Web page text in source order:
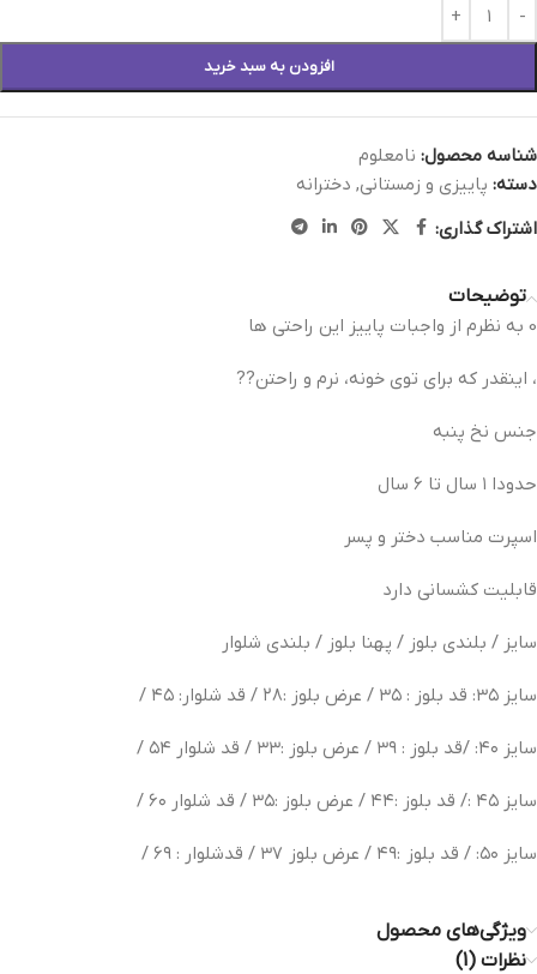
افزودن به سبد خرید
شناسه محصول: نامعلوم
دسته: پاییزی و زمستانی, دخترانه
اشتراک گذاری:
توضیحات
0 به نظرم از واجبات پاییز این راحتی ها
، اینقدر که برای توی خونه، نرم و راحتن??
جنس نخ پنبه
حدودا ۱ سال تا ۶ سال
اسپرت مناسب دختر و پسر
قابلیت کشسانی دارد
سایز / بلندی بلوز / پهنا بلوز / بلندی شلوار
سایز ۳۵: قد بلوز : ۳۵ / عرض بلوز :۲۸ / قد شلوار: ۴۵ /
سایز ۴۰: /قد بلوز : ۳۹ / عرض بلوز :۳۳ / قد شلوار ۵۴ /
سایز ۴۵ :/ قد بلوز :۴۴ / عرض بلوز :۳۵ / قد شلوار ۶۰ /
سایز ۵۰: / قد بلوز :۴۹ / عرض بلوز ۳۷ / قد‌شلوار : ۶۹ /
ویژگی‌های محصول
نظرات (1)